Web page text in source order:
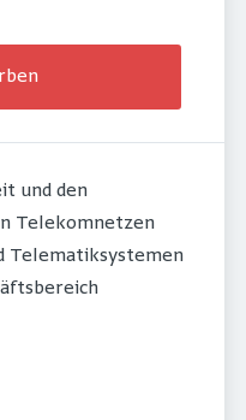
und den
Telekomnetzen
Telematiksystemen